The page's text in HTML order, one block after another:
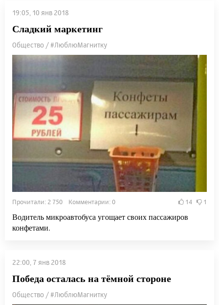
19:05, 10 янв 2018
Сладкий маркетинг
Общество / #ЛюблюМагнитку
Прочитали: 2 750 Комментарии: 0 14 1
Водитель микроавтобуса угощает своих пассажиров
конфетами.
22:00, 7 янв 2018
Победа осталась на тёмной стороне
Общество / #ЛюблюМагнитку